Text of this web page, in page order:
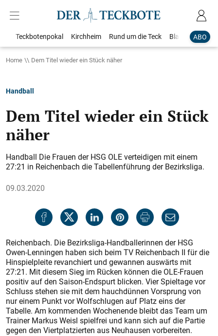
ABO
Teckbotenpokal Kirchheim Rund um die Teck Blaulicht
Home Dem Titel wieder ein Stück näher
Handball
Dem Titel wieder ein Stück
näher
Handball Die Frauen der HSG OLE verteidigen mit einem
27:21 in Reichenbach die Tabellenführung der Bezirksliga.
09.03.2020
Reichenbach. Die Bezirksliga-Handballerinnen der HSG
Owen-Lenningen haben sich beim TV Reichenbach II für die
Hinspielpleite revanchiert und gewannen auswärts mit
27:21. Mit diesem Sieg im Rücken können die OLE-Frauen
positiv auf den Saison-Endspurt blicken. Vier Spieltage vor
Schluss stehen sie mit dem hauchdünnen Vorsprung von
nur einem Punkt vor Wolfschlugen auf Platz eins der
Tabelle. Am kommenden Wochenende bleibt das Team um
Trainer Markus Weisl spielfrei und kann sich auf die Partie
gegen den Viertplatzierten aus Neuhausen vorbereiten.